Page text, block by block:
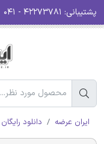
پشتیبانی:
ایران عرضه دانلود